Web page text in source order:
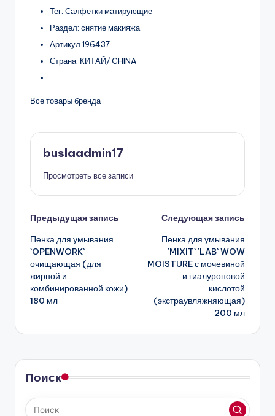
Тег: Салфетки матирующие
Раздел: снятие макияжа
Артикул 196437
Страна: КИТАЙ/ CHINA
Все товары бренда
buslaadmin17
Просмотреть все записи
Навигация
записи
Предыдущая запись
Пенка для умывания
`OPENWORK`
очищающая (для
жирной и
комбинированной кожи)
180 мл
Следующая запись
Пенка для умывания
`MIXIT` `LAB` WOW
MOISTURE с мочевиной
и гиалуроновой
кислотой
(экстраувляжняющая)
200 мл
Поиск